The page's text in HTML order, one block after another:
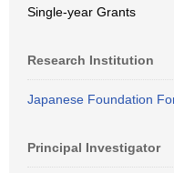
Single-year Grants
Research Institution
Japanese Foundation
Principal Investigator